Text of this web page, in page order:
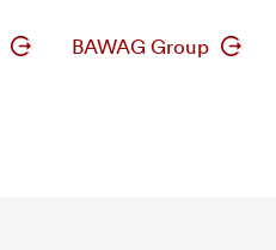
BAWAG Group